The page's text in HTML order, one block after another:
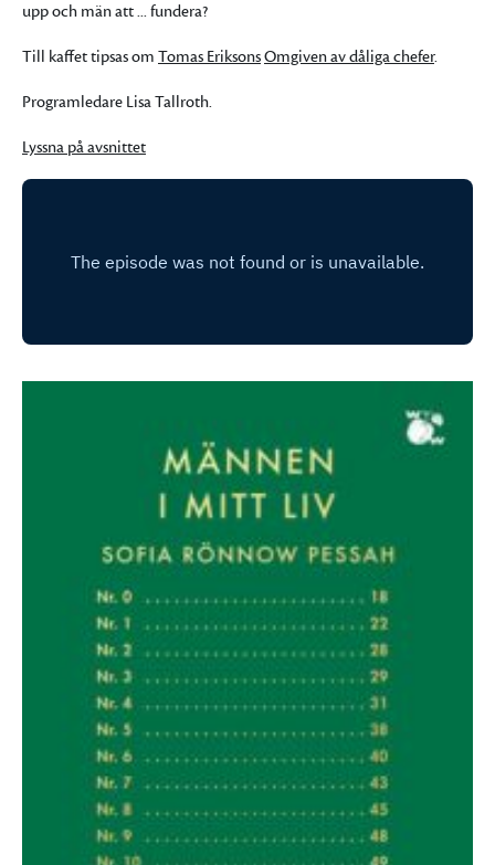
upp och män att ... fundera?
Till kaffet tipsas om Tomas EriksonsOmgiven av dåliga chefer.
Programledare Lisa Tallroth.
Lyssna på avsnittet